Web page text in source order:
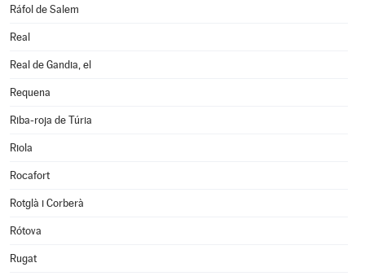
Ráfol de Salem
Real
Real de Gandia, el
Requena
Riba-roja de Túria
Riola
Rocafort
Rotglà i Corberà
Rótova
Rugat